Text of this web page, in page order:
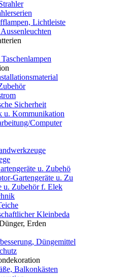
Lichtleiste
Sicherheit
u. Kommunikation
Computer
u. Zubehö
Gartengeräte u. Zu
u. Zubehör f. Elek
Kleinbeda
Erden
Düngemittel
Balkonkästen